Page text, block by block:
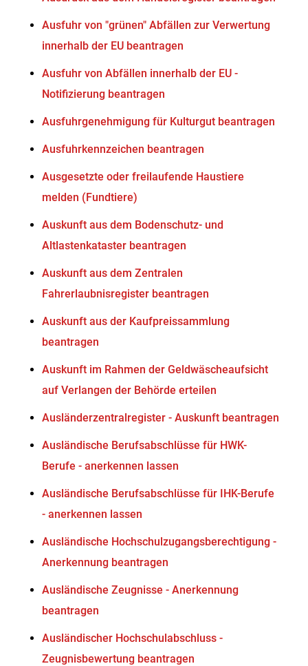
Ausfuhr von "grünen" Abfällen zur Verwertung
innerhalb der EU beantragen
Ausfuhr von Abfällen innerhalb der EU -
Notifizierung beantragen
Ausfuhrgenehmigung für Kulturgut beantragen
Ausfuhrkennzeichen beantragen
Ausgesetzte oder freilaufende Haustiere
melden (Fundtiere)
Auskunft aus dem Bodenschutz- und
Altlastenkataster beantragen
Auskunft aus dem Zentralen
Fahrerlaubnisregister beantragen
Auskunft aus der Kaufpreissammlung
beantragen
Auskunft im Rahmen der Geldwäscheaufsicht
auf Verlangen der Behörde erteilen
Ausländerzentralregister - Auskunft beantragen
Ausländische Berufsabschlüsse für HWK-
Berufe - anerkennen lassen
Ausländische Berufsabschlüsse für IHK-Berufe
- anerkennen lassen
Ausländische Hochschulzugangsberechtigung -
Anerkennung beantragen
Ausländische Zeugnisse - Anerkennung
beantragen
Ausländischer Hochschulabschluss -
Zeugnisbewertung beantragen